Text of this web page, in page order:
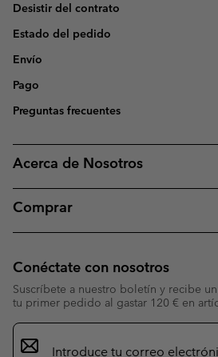
Desistir del contrato
Estado del pedido
Envío
Pago
Preguntas frecuentes
Acerca de Nosotros
Comprar
Conéctate con nosotros
Suscríbete a nuestro boletín y recibe
tu primer pedido al gastar 120 € en
Suscripción
de